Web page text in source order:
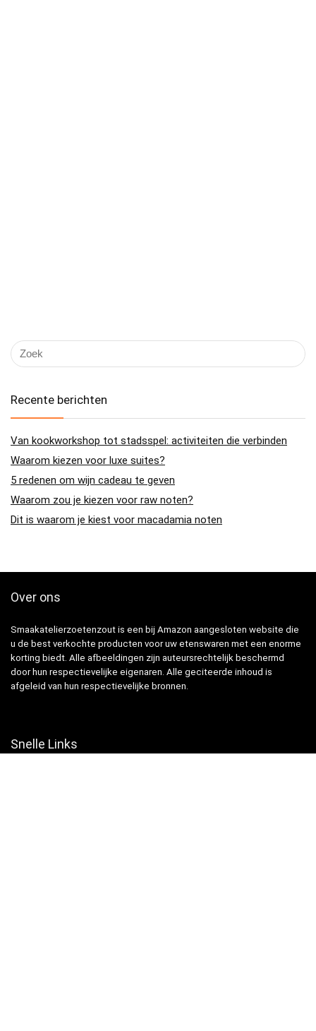
Recente berichten
Van kookworkshop tot stadsspel: activiteiten die verbinden
Waarom kiezen voor luxe suites?
5 redenen om wijn cadeau te geven
Waarom zou je kiezen voor raw noten?
Dit is waarom je kiest voor macadamia noten
Over ons
Smaakatelierzoetenzout is een bij Amazon aangesloten website die
u de best verkochte producten voor uw etenswaren met een enorme
korting biedt. Alle afbeeldingen zijn auteursrechtelijk beschermd
door hun respectievelijke eigenaren. Alle geciteerde inhoud is
afgeleid van hun respectievelijke bronnen.
Snelle Links